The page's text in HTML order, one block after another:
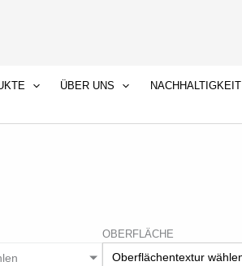
ÜBER UNS NACHHALTIGKEIT
OBERFLÄCHE